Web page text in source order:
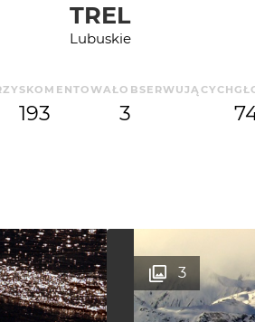
TREL
Lubuskie
SKOMENTOWAŁ
193
OBSERWUJĄCYCH
3
3